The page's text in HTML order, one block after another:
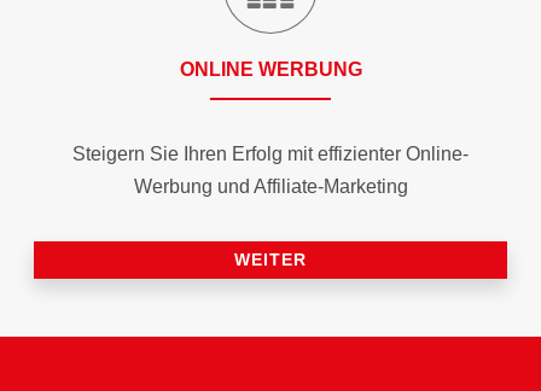
ONLINE WERBUNG
Steigern Sie Ihren Erfolg mit effizienter Online-
Werbung und Affiliate-Marketing
WEITER